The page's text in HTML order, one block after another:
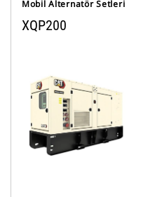
Mobil Alternatör Setleri
XQP200